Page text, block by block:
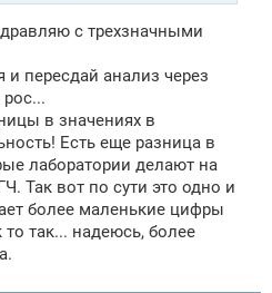
с трехзначными
и пересдай анализ через
в значениях в
Есть еще разница в
лаборатории делают на
Так вот по сути это одно и
более маленькие цифры
так... надеюсь, более